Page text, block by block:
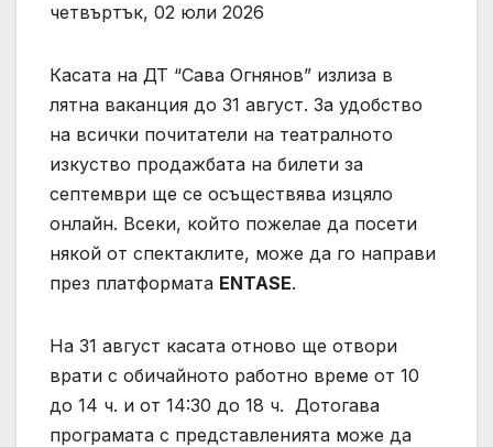
четвъртък, 02 юли 2026
Касата на ДТ “Сава Огнянов” излиза в
лятна ваканция до 31 август. За удобство
на всички почитатели на театралното
изкуство продажбата на билети за
септември ще се осъществява изцяло
онлайн. Всеки, който пожелае да посети
някой от спектаклите, може да го направи
през платформата ENTASE.
На 31 август касата отново ще отвори
врати с обичайното работно време от 10
до 14 ч. и от 14:30 до 18 ч. Дотогава
програмата с представленията може да